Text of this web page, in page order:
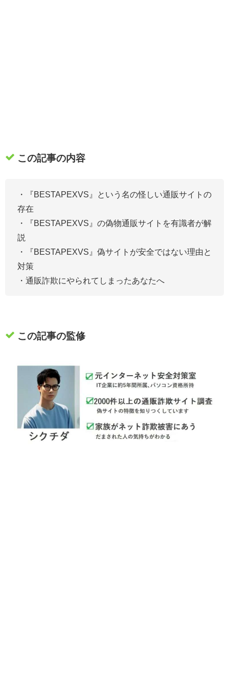
この記事の内容
・『BESTAPEXVS』
という名の怪しい通販サイトの
存在
・『BESTAPEXVS』の偽物通販サイトを有識者が解
説
・『BESTAPEXVS』偽サイトが安全ではない理由と
対策
・通販詐欺にやられてしまったあなたへ
この記事の監修